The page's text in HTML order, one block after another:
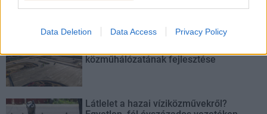
Data Deletion Data Access Privacy Policy
Elkészült a Liszt Ferenc repülőtér
közműhálózatának fejlesztése
Látlelet a hazai víziközművekről?